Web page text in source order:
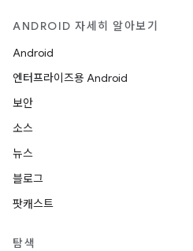
ANDROID 자세히 알아보기
Android
엔터프라이즈용 Android
보안
소스
뉴스
블로그
팟캐스트
탐색